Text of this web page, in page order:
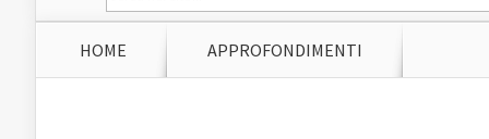
HOME APPROFONDIMENTI